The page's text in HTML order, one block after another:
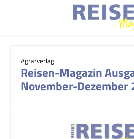
Agrarverlag
Reisen-Magazin
November-Dezember
Bildergalerie überspringen